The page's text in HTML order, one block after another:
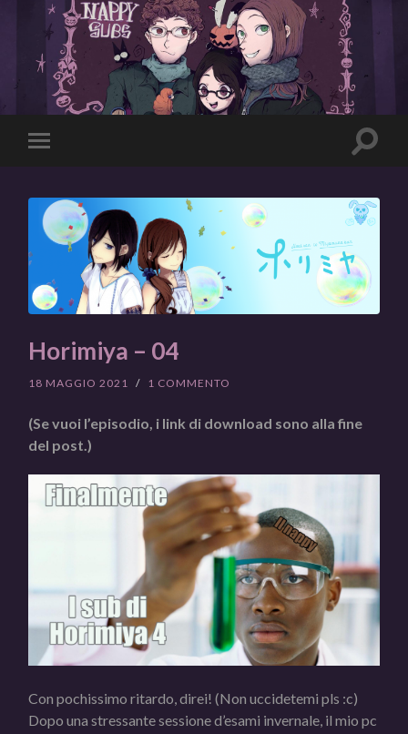
Toggle
Toggle
Horimiya – 04
18 MAGGIO 2021 / 1 COMMENTO
(Se vuoi l’episodio, i link di download sono alla fine
del post.)
Con pochissimo ritardo, direi! (Non uccidetemi pls :c)
Dopo una stressante sessione d’esami invernale, il mio pc